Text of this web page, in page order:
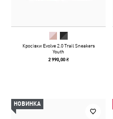
Кросівки Evolve 2.0 Trail Sneakers
Youth
2 990,00 ₴
НОВИНКА